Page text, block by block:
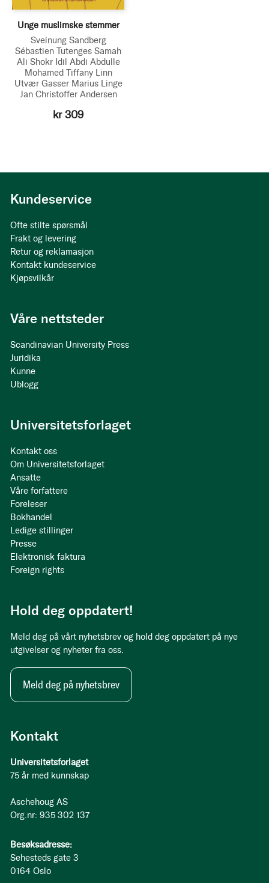
Unge muslimske stemmer
Sveinung Sandberg
Sébastien Tutenges Samah
Ali Shokr Idil Abdi Abdulle
Mohamed Tiffany Linn
Utvær Gasser Marius Linge
Jan Christoffer Andersen
kr 309
Kontakt
Universitetsforlaget
75 år med kunnskap
Aschehoug AS
Org.nr: 935 302 137
Besøksadresse:
Sehesteds gate 3
0164 Oslo
Kundeservice
Ofte stilte spørsmål
Frakt og levering
Retur og reklamasjon
Kontakt kundeservice
Kjøpsvilkår
Våre nettsteder
Scandinavian University Press
Juridika
Kunne
Ublogg
Universitetsforlaget
Kontakt oss
Om Universitetsforlaget
Ansatte
Våre forfattere
Foreleser
Bokhandel
Ledige stillinger
Presse
Elektronisk faktura
Foreign rights
Hold deg oppdatert!
Meld deg på vårt nyhetsbrev og hold deg oppdatert på nye
utgivelser og nyheter fra oss.
Meld deg på nyhetsbrev